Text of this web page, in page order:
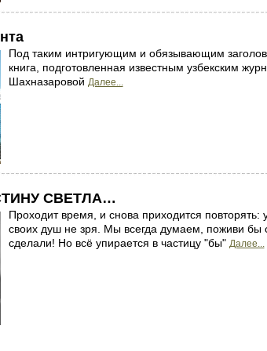
Под таким интригующим и обязывающим
книга, подготовленная известным узбекским
Шахназаровой Далее...
СВЕТЛА…
Проходит время, и снова приходится
своих душ не зря. Мы всегда думаем, поживи
сделали! Но всё упирается в частицу "бы" Далее...